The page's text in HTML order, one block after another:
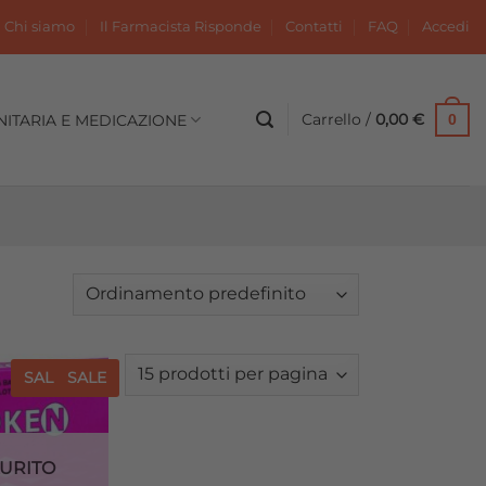
Chi siamo Il Farmacista Risponde Contatti FAQ Accedi
E MEDICAZIONE Carrello / 0,00€ 0
SALE SALE
Aggiungi
alla lista
desideri